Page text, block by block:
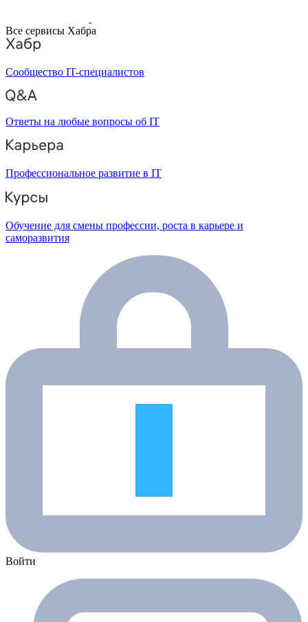
Все сервисы Хабра
Сообщество IT-специалистов
Ответы на любые вопросы об IT
Профессиональное развитие в IT
Обучение для смены профессии, роста в карьере и
саморазвития
Войти